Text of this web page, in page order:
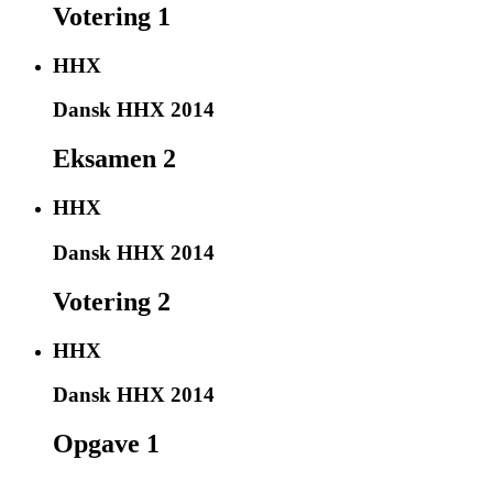
Votering 1
HHX
Dansk HHX 2014
Eksamen 2
HHX
Dansk HHX 2014
Votering 2
HHX
Dansk HHX 2014
Opgave 1